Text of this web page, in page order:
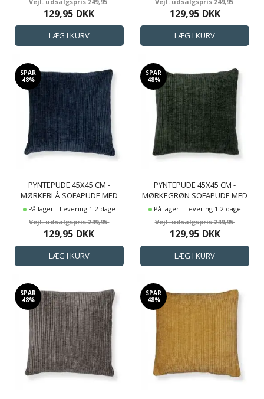
129,95 DKK 129,95 DKK
SPAR
48%
PYNTEPUDE 45X45 CM -
MØRKEBLÅ SOFAPUDE MED
FLØJLS LOOK - BLØD PUDE TIL
På lager - Levering 1-2 dage
249,95
129,95 DKK
SPAR
48%
PYNTEPUDE 45X45 CM -
MØRKEGRØN SOFAPUDE MED
FLØJLS LOOK - BLØD PUDE TIL
På lager - Levering 1-2 dage
249,95
129,95 DKK
SPAR
48%
SPAR
48%